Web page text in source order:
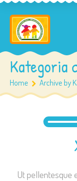
Kategoria
Home Archive by
Ut pellentesque